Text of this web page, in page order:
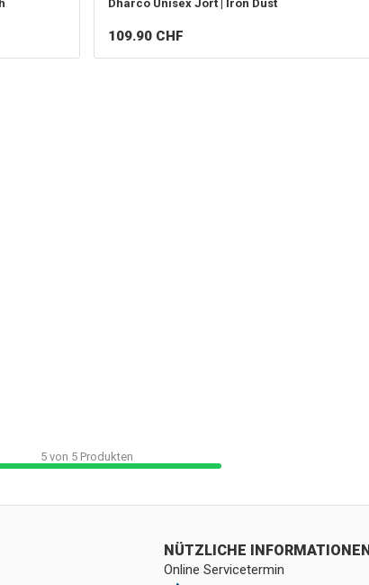
Dharco Unisex Jort | Iron Dust
109.90 CHF
5von 5Produkten
NÜTZLICHE INFORMATIONEN
Online Servicetermin